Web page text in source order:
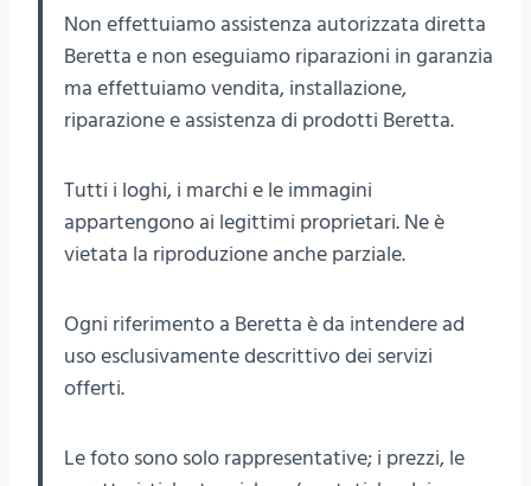
Non effettuiamo assistenza autorizzata diretta
Beretta e non eseguiamo riparazioni in garanzia
ma effettuiamo vendita, installazione,
riparazione e assistenza di prodotti Beretta.
Tutti i loghi, i marchi e le immagini
appartengono ai legittimi proprietari. Ne è
vietata la riproduzione anche parziale.
Ogni riferimento a Beretta è da intendere ad
uso esclusivamente descrittivo dei servizi
offerti.
Le foto sono solo rappresentative; i prezzi, le